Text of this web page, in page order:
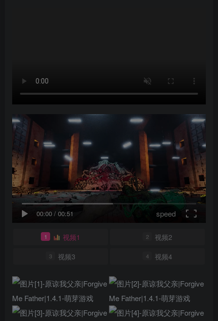
00:00 / 00:51 speed
1 视频1 2 视频2
3 视频3 4 视频4